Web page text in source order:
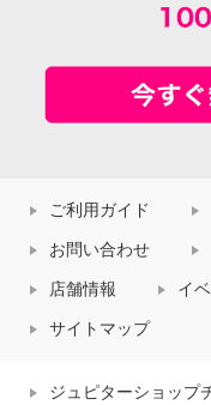
ご利用ガイド
お問い合わせ
店舗情報 イ
サイトマップ
ジュピターショップ